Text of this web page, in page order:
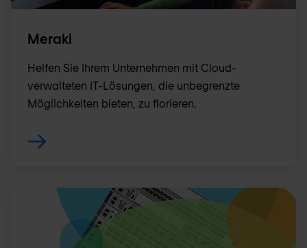
Meraki
Helfen Sie Ihrem Unternehmen mit Cloud-
verwalteten IT-Lösungen, die unbegrenzte
Möglichkeiten bieten, zu florieren.